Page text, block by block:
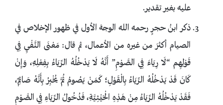
عليه بغير تقدير.
ذكر ابنُ حجرٍ رحمه الله الوجهَ الأول في ظهور الإخلاص في
الصيام أكثرَ من غيره من الأعمال، ثم قال: مَعْنَى النَّفْيِ فِي
قَوْلِهِم “لَا رِيَاءَ فِي الصَّوْمِ” أَنَّهُ لَا يَدْخُلُهُ الرِّيَاءُ بِفِعْلِهِ، وَإِنْ
كَانَ قَدْ يَدْخُلُهُ الرِّيَاءُ بِالْقَوْلِ؛ كَمَنْ يَصُومُ ثُمَّ يُخْبِرُ بِأَنَّهُ صَائِمٌ،
فَقَدْ يَدْخُلُهُ الرِّيَاءُ مِنْ هَذِهِ الْحَيْثِيَّةِ، فَدُخُولُ الرِّيَاءِ فِي الصَّوْمِ